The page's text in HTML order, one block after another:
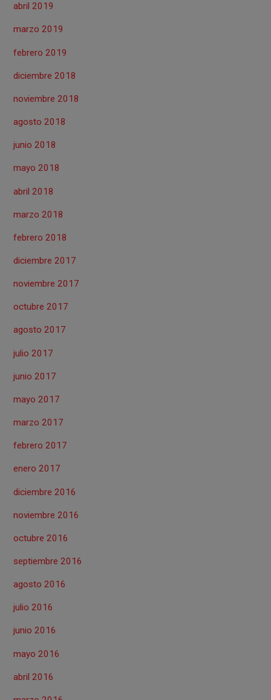
abril 2019
marzo 2019
febrero 2019
diciembre 2018
noviembre 2018
agosto 2018
junio 2018
mayo 2018
abril 2018
marzo 2018
febrero 2018
diciembre 2017
noviembre 2017
octubre 2017
agosto 2017
julio 2017
junio 2017
mayo 2017
marzo 2017
febrero 2017
enero 2017
diciembre 2016
noviembre 2016
octubre 2016
septiembre 2016
agosto 2016
julio 2016
junio 2016
mayo 2016
abril 2016